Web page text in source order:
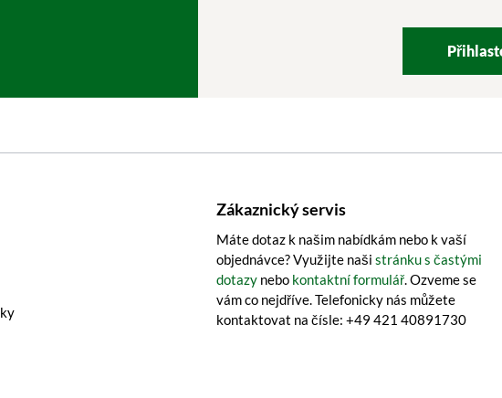
Zákaznický servis
Máte dotaz k našim nabídkám nebo k vaší
objednávce? Využijte naši stránku s častými
dotazy nebo kontaktní formulář. Ozveme se
vám co nejdříve. Telefonicky nás můžete
kontaktovat na čísle: +49 421 40891730